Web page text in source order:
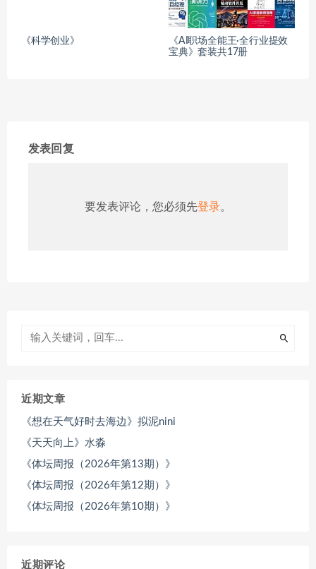
《科学创业》
《AI职场全能王·全行业提效
宝典》套装共17册
发表回复
要发表评论，您必须先登录。
近期文章
《想在天气好时去海边》拟泥nini
《天天向上》水淼
《体坛周报（2026年第13期）》
《体坛周报（2026年第12期）》
《体坛周报（2026年第10期）》
近期评论